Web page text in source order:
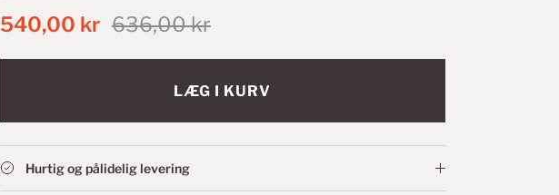
540,00 kr 636,00 kr
LÆG I KURV
Hurtig og pålidelig levering